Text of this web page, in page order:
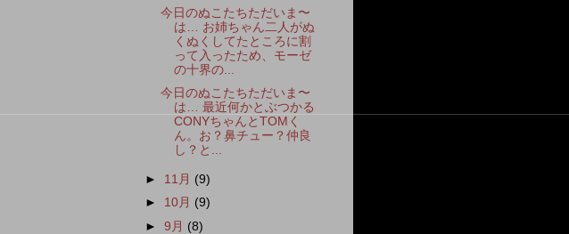
今日のぬこたちただいま〜
は… お姉ちゃん二人がぬ
くぬくしてたところに割
って入ったため、モーゼ
の十界の...
今日のぬこたちただいま〜
は… 最近何かとぶつかる
CONYちゃんとTOMく
ん。お？鼻チュー？仲良
し？と...
► 11月 (9)
► 10月 (9)
►9月 (8)